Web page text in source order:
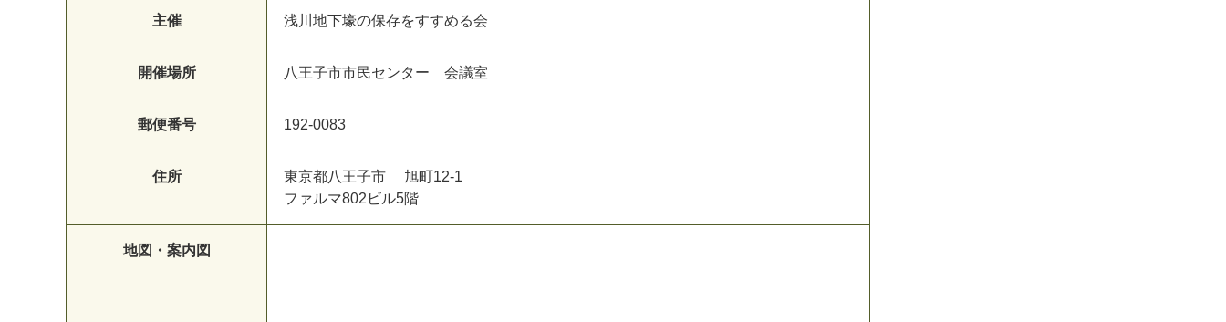
主催 浅川地下壕の保存をすすめる会
開催場所 八王子市市民センター 会議室
郵便番号 192-0083
住所
東京都八王子市 旭町12-1
ファルマ802ビル5階
地図・案内図